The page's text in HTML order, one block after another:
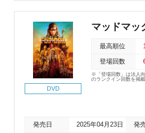
DVD
マッドマッ
最高順位
登場回数
※「登場回数」は法人
のランクイン回数を掲
発売日 2025年04月23日 発